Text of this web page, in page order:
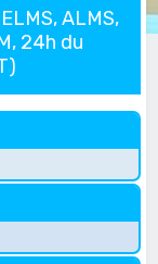
ALMS,
24h du